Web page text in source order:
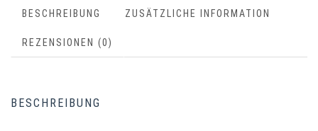
BESCHREIBUNG ZUSÄTZLICHE INFORMATION
REZENSIONEN (0)
BESCHREIBUNG